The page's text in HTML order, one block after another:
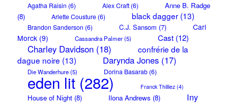
Agatha Raisin (6) Alex Craft(6)
Anne B. Radge
(8)
Arlette Cousture(6) black dagger(13)
Brandon Sanderson (6) C.J. Sansom (7)
Carl
Morck(9) Cassandra Palmer(5) Cast(12)
Charley Davidson(18)
confrérie de la
dague noire (13) Darynda Jones(17)
Die Wanderhure(5) Dorina Basarab(6)
eden lit(282) Franck Thilliez(4)
House of Night(8) Ilona Andrews (8)
Iny